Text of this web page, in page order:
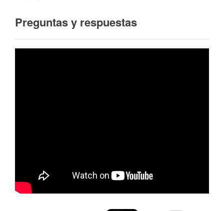
Preguntas y respuestas